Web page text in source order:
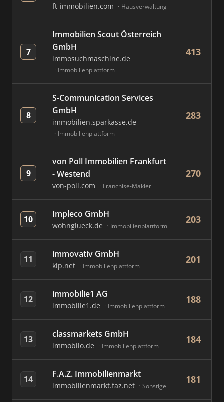
ft-immobilien.com Hausverwaltung
7
Immobilien Scout Österreich
GmbH
immosuchmaschine.de
Immobilienplattform
413
8
S-Communication Services
GmbH
immobilien.sparkasse.de
Immobilienplattform
283
9
von Poll Immobilien Frankfurt
- Westend
von-poll.com Franchise-Makler
270
10 Impleco GmbH
wohnglueck.de Immobilienplattform
203
11 immovativ GmbH
kip.net Immobilienplattform
201
12 immobilie1 AG
immobilie1.de Immobilienplattform
188
13 classmarkets GmbH
immobilo.de Immobilienplattform
184
14 F.A.Z. Immobilienmarkt
immobilienmarkt.faz.net Sonstige
181